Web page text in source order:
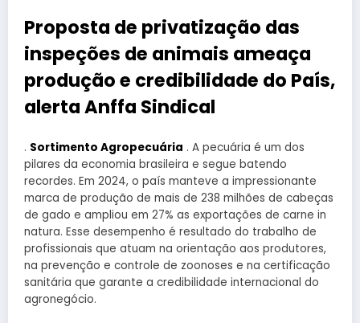
Proposta de privatização das
inspeções de animais ameaça
produção e credibilidade do País,
alerta Anffa Sindical
. Sortimento Agropecuária . A pecuária é um dos
pilares da economia brasileira e segue batendo
recordes. Em 2024, o país manteve a impressionante
marca de produção de mais de 238 milhões de cabeças
de gado e ampliou em 27% as exportações de carne in
natura. Esse desempenho é resultado do trabalho de
profissionais que atuam na orientação aos produtores,
na prevenção e controle de zoonoses e na certificação
sanitária que garante a credibilidade internacional do
agronegócio.